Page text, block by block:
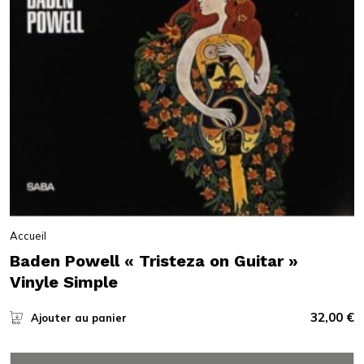
Accueil
Baden Powell « Tristeza on Guitar »
Vinyle Simple
Ajouter au panier 32,00 €